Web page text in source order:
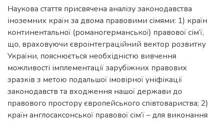
Наукова стаття присвячена аналізу законодавства
іноземних країн за двома правовими сімями: 1) країн
континентальної (романогерманської) правової сім’ї,
що, враховуючи євроінтеграційний вектор розвитку
України, пояснюється необхідністю вивчення
можливості імплементації зарубіжних правових
зразків з метою подальшої імовірної уніфікації
законодавств та входження нашої держави до
правового простору європейського співтовариства; 2)
країн англосаксонської правової сім’ї – для виконання